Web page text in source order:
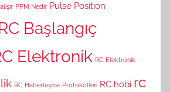
PPM Nedir Pulse Position
Başlangıç
Elektronik RC Elektronik
RC Haberleşme Protokolleri RC hobi rc